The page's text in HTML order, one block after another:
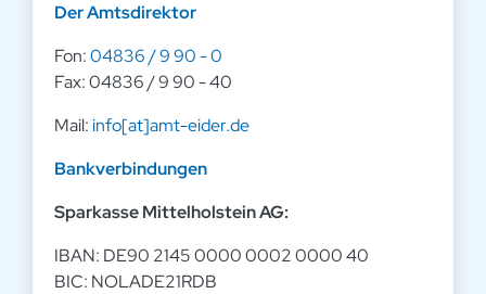
Der Amtsdirektor
Fon:04836 / 9 90 - 0
Fax: 04836 / 9 90 - 40
Mail:info[at]amt-eider.de
Bankverbindungen
Sparkasse Mittelholstein AG:
IBAN: DE90 2145 0000 0002 0000 40
BIC: NOLADE21RDB